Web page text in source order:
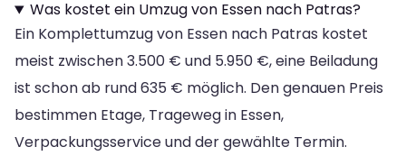
Was kostet ein Umzug von Essen nach Patras?
Ein Komplettumzug von Essen nach Patras kostet
meist zwischen 3.500 € und 5.950 €, eine Beiladung
ist schon ab rund 635 € möglich. Den genauen Preis
bestimmen Etage, Trageweg in Essen,
Verpackungsservice und der gewählte Termin.